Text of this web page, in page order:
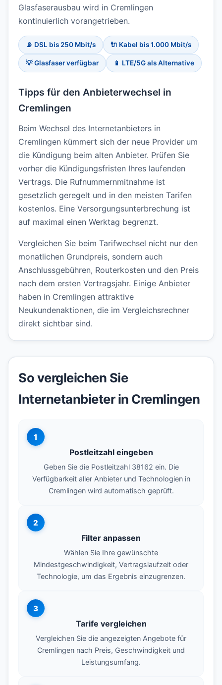
Glasfaserausbau wird in Cremlingen
kontinuierlich vorangetrieben.
📡 DSL bis 250 Mbit/s 🔌 Kabel bis 1.000 Mbit/s
💡 Glasfaser verfügbar 📱 LTE/5G als Alternative
Tipps für den Anbieterwechsel in
Cremlingen
Beim Wechsel des Internetanbieters in
Cremlingen kümmert sich der neue Provider um
die Kündigung beim alten Anbieter. Prüfen Sie
vorher die Kündigungsfristen Ihres laufenden
Vertrags. Die Rufnummernmitnahme ist
gesetzlich geregelt und in den meisten Tarifen
kostenlos. Eine Versorgungsunterbrechung ist
auf maximal einen Werktag begrenzt.
Vergleichen Sie beim Tarifwechsel nicht nur den
monatlichen Grundpreis, sondern auch
Anschlussgebühren, Routerkosten und den Preis
nach dem ersten Vertragsjahr. Einige Anbieter
haben in Cremlingen attraktive
Neukundenaktionen, die im Vergleichsrechner
direkt sichtbar sind.
So vergleichen Sie
Internetanbieter in Cremlingen
1
Postleitzahl eingeben
Geben Sie die Postleitzahl 38162 ein. Die
Verfügbarkeit aller Anbieter und Technologien in
Cremlingen wird automatisch geprüft.
2
Filter anpassen
Wählen Sie Ihre gewünschte
Mindestgeschwindigkeit, Vertragslaufzeit oder
Technologie, um das Ergebnis einzugrenzen.
3
Tarife vergleichen
Vergleichen Sie die angezeigten Angebote für
Cremlingen nach Preis, Geschwindigkeit und
Leistungsumfang.